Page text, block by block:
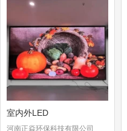
室内外LED
河南正焱环保科技有限公司